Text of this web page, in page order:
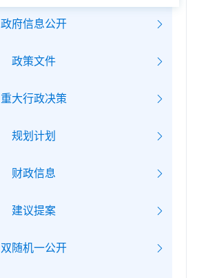
政府信息公开
政策文件
重大行政决策
规划计划
财政信息
建议提案
双随机一公开